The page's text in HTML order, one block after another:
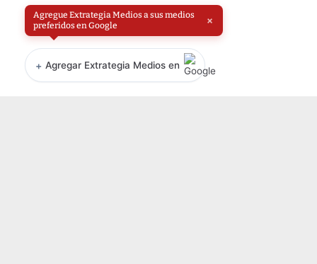
Agregue Extrategia Medios a sus medios
preferidos en Google
×
+ Agregar Extrategia Medios en